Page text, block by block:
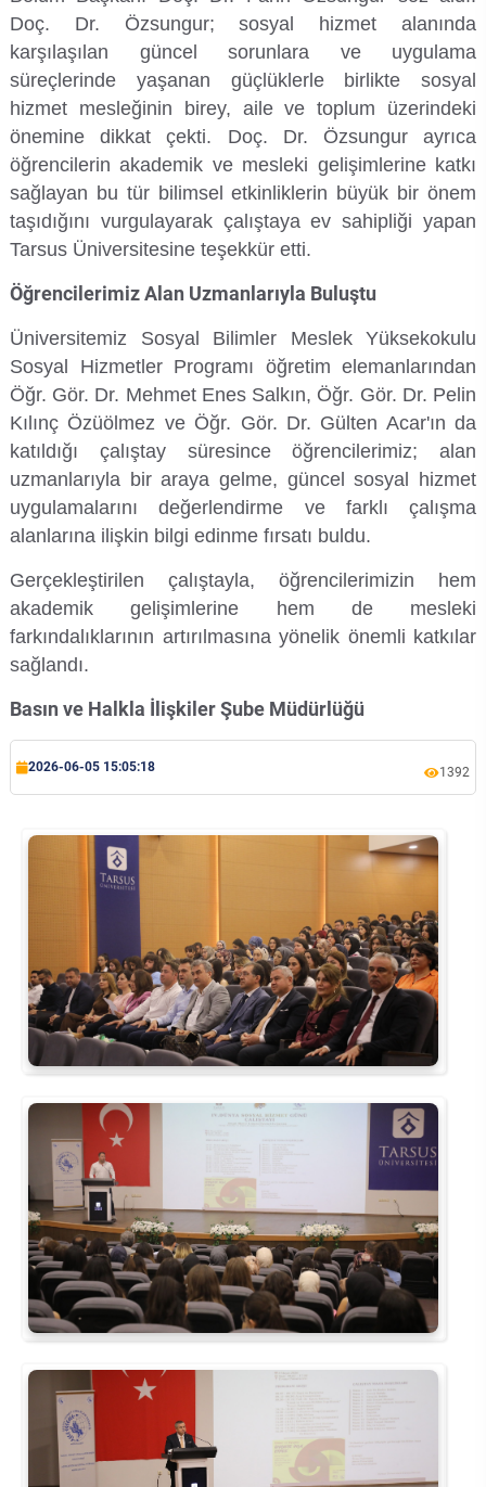
Doç. Dr. Özsungur; sosyal hizmet alanında
karşılaşılan güncel sorunlara ve uygulama
süreçlerinde yaşanan güçlüklerle birlikte sosyal
hizmet mesleğinin birey, aile ve toplum üzerindeki
önemine dikkat çekti. Doç. Dr. Özsungur ayrıca
öğrencilerin akademik ve mesleki gelişimlerine katkı
sağlayan bu tür bilimsel etkinliklerin büyük bir önem
taşıdığını vurgulayarak çalıştaya ev sahipliği yapan
Tarsus Üniversitesine teşekkür etti.
Öğrencilerimiz Alan Uzmanlarıyla Buluştu
Üniversitemiz Sosyal Bilimler Meslek Yüksekokulu
Sosyal Hizmetler Programı öğretim elemanlarından
Öğr. Gör. Dr. Mehmet Enes Salkın, Öğr. Gör. Dr. Pelin
Kılınç Özüölmez ve Öğr. Gör. Dr. Gülten Acar'ın da
katıldığı çalıştay süresince öğrencilerimiz; alan
uzmanlarıyla bir araya gelme, güncel sosyal hizmet
uygulamalarını değerlendirme ve farklı çalışma
alanlarına ilişkin bilgi edinme fırsatı buldu.
Gerçekleştirilen çalıştayla, öğrencilerimizin hem
akademik gelişimlerine hem de mesleki
farkındalıklarının artırılmasına yönelik önemli katkılar
sağlandı.
Basın ve Halkla İlişkiler Şube Müdürlüğü
2026-06-05 15:05:18 1392
Su Ürünleri Fakültesi
Tıp Fakültesi
Turizm Fakültesi
Gıda Araştırmaları Uygulama ve Araştırma Merkezi
Göç Araştırmaları Uygulama ve Araştırma Merkezi
Görsel İşitsel Yapımlar Uygulama ve Araştırma Merkezi
Hastane
İlk Yardım Araştırma ve Uygulama Merkezi
İş Sağlığı ve Güvenliği Uygulama ve Araştırma Merkezi
Kadın Sorunları Uygulama ve Araştırma Merkezi
Kalibrasyon Uygulama ve Araştırma Merkezi
Kilikia Arkeolojisi Araştırma Merkezi
Nevit Kodallı Oda Müziği Uygulama ve Araştırma Merkezi
Nükleer Bilimler Uygulama ve Araştırma Merkezi
Ölçme ve Değerlendirme Uygulama ve Araştırma Merkezi
Özel Yetenekliler Eğitimi Uygulama ve Araştırma Merkezi
Rehberlik ve Psikolojik Danışmanlık Uygulama ve Araştırma Merkezi
Restorasyon ve Koruma Merkezi
Sürdürülebilir Çevre Uygulama ve Araştırma Merkezi
Sürekli Eğitim Uygulama ve Araştırma Merkezi
Turizm Uygulama ve Araştırma Merkezi
Türkçe Öğretimi Uygulama ve Araştırma Merkezi
Uzaktan Eğitim Uygulama ve Araştırma Merkezi
Yörük Kültürü Uygulama ve Araştırma Merkezi